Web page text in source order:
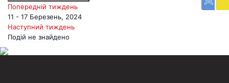
Попередній тиждень
11 - 17 Березень, 2024
Наступний тиждень
Подій не знайдено